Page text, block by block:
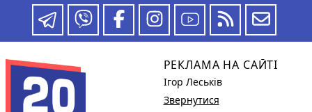
РЕКЛАМА НА САЙТІ
Ігор Леськів
Звернутися